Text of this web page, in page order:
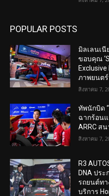
POPULAR POSTS
มิลเลนเนี
ขอบคุณ
ภาพยนต
สิงหาคม 7,
ทัพนักบิด
ฉากร้อนแ
ARRC ส
สิงหาคม 7,
R3
DNA ปร
รถยนต์ทา
บริการ